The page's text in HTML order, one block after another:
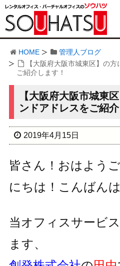
HOME
管理人ブログ
【大阪府大阪市城東区】の
ご紹介します！
【大阪府大阪市城東
ンドアドレスをご紹介
2019年4月15日
皆さん！おはよう
にちは！こんばんは
当オフィスサービ
ます、